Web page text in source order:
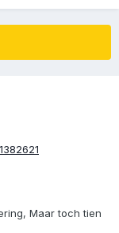
Maar toch tien